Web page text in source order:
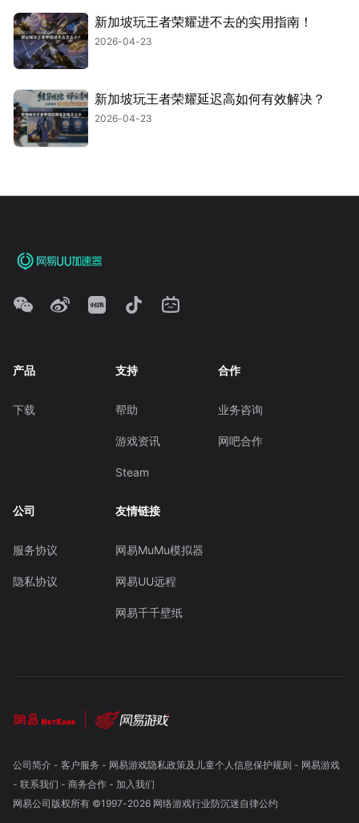
新加坡玩王者荣耀进不去的实用指南！
2026-04-23
新加坡玩王者荣耀延迟高如何有效解决？
2026-04-23
产品
下载
支持
帮助
游戏资讯
Steam
合作
业务咨询
网吧合作
公司
服务协议
隐私协议
友情链接
网易MuMu模拟器
网易UU远程
网易千千壁纸
公司简介- 客户服务 - 网易游戏隐私政策及儿童个人信息保护规则 - 网易游戏
- 联系我们 - 商务合作- 加入我们
网易公司版权所有 ©1997-2026 网络游戏行业防沉迷自律公约